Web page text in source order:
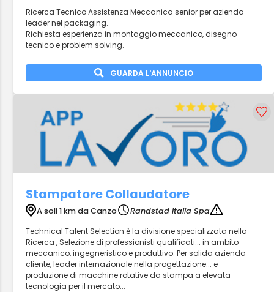
Ricerca Tecnico Assistenza Meccanica senior per azienda
leader nel packaging.
Richiesta esperienza in montaggio meccanico, disegno
tecnico e problem solving.
GUARDA L'ANNUNCIO
Stampatore Collaudatore
A soli 1 km da Canzo
Randstad Italia Spa
Technical Talent Selection è la divisione specializzata nella
Ricerca , Selezione di professionisti qualificati... in ambito
meccanico, ingegneristico e produttivo. Per solida azienda
cliente, leader internazionale nella progettazione... e
produzione di macchine rotative da stampa a elevata
tecnologia per il mercato...